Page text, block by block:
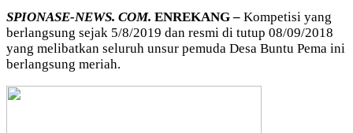
SPIONASE-NEWS. COM. ENREKANG – Kompetisi yang
berlangsung sejak 5/8/2019 dan resmi di tutup 08/09/2018
yang melibatkan seluruh unsur pemuda Desa Buntu Pema ini
berlangsung meriah.